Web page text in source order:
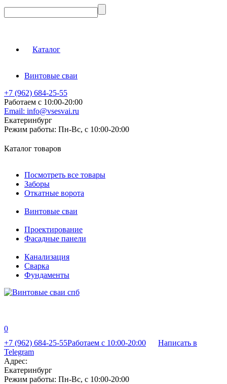
Каталог
Винтовые сваи
+7 (962) 684-25-55
Работаем с 10:00-20:00
Email: info@vsesvai.ru
Екатеринбург
Режим работы: Пн-Вс, с 10:00-20:00
Каталог товаров
Посмотреть все товары
Заборы
Откатные ворота
Винтовые сваи
Проектирование
Фасадные панели
Канализация
Сварка
Фундаменты
0
+7 (962) 684-25-55Работаем с 10:00-20:00
Написать в
Telegram
Адрес:
Екатеринбург
Режим работы: Пн-Вс, с 10:00-20:00